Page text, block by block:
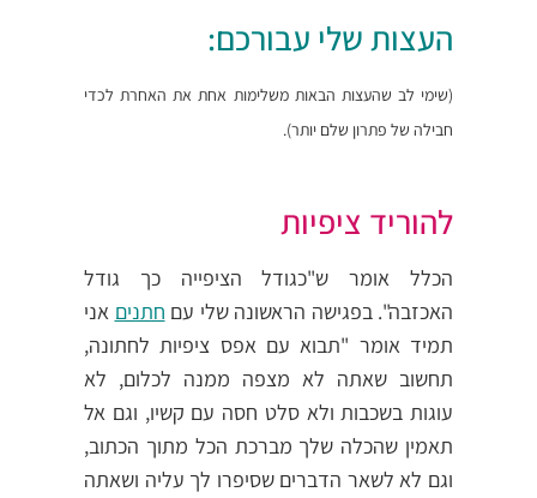
העצות שלי עבורכם:
(שימי לב שהעצות הבאות משלימות אחת את האחרת לכדי
חבילה של פתרון שלם יותר).
להוריד ציפיות
הכלל אומר ש"כגודל הציפייה כך גודל
האכזבה". בפגישה הראשונה שלי עם חתנים אני
תמיד אומר "תבוא עם אפס ציפיות לחתונה,
תחשוב שאתה לא מצפה ממנה לכלום, לא
עוגות בשכבות ולא סלט חסה עם קשיו, וגם אל
תאמין שהכלה שלך מברכת הכל מתוך הכתוב,
וגם לא לשאר הדברים שסיפרו לך עליה ושאתה